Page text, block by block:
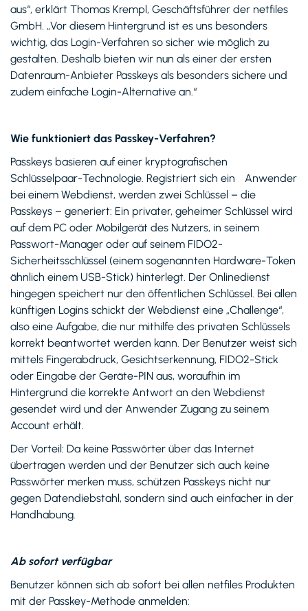
aus“, erklärt Thomas Krempl, Geschäftsführer der netfiles
GmbH. „Vor diesem Hintergrund ist es uns besonders
wichtig, das Login-Verfahren so sicher wie möglich zu
gestalten. Deshalb bieten wir nun als einer der ersten
Datenraum-Anbieter Passkeys als besonders sichere und
zudem einfache Login-Alternative an.“
Wie funktioniert das Passkey-Verfahren?
Passkeys basieren auf einer kryptografischen
Schlüsselpaar-Technologie. Registriert sich ein Anwender
bei einem Webdienst, werden zwei Schlüssel – die
Passkeys – generiert: Ein privater, geheimer Schlüssel wird
auf dem PC oder Mobilgerät des Nutzers, in seinem
Passwort-Manager oder auf seinem FIDO2-
Sicherheitsschlüssel (einem sogenannten Hardware-Token
ähnlich einem USB-Stick) hinterlegt. Der Onlinedienst
hingegen speichert nur den öffentlichen Schlüssel. Bei allen
künftigen Logins schickt der Webdienst eine „Challenge“,
also eine Aufgabe, die nur mithilfe des privaten Schlüssels
korrekt beantwortet werden kann. Der Benutzer weist sich
mittels Fingerabdruck, Gesichtserkennung, FIDO2-Stick
oder Eingabe der Geräte-PIN aus, woraufhin im
Hintergrund die korrekte Antwort an den Webdienst
gesendet wird und der Anwender Zugang zu seinem
Account erhält.
Der Vorteil: Da keine Passwörter über das Internet
übertragen werden und der Benutzer sich auch keine
Passwörter merken muss, schützen Passkeys nicht nur
gegen Datendiebstahl, sondern sind auch einfacher in der
Handhabung.
Ab sofort verfügbar
Benutzer können sich ab sofort bei allen netfiles Produkten
mit der Passkey-Methode anmelden: